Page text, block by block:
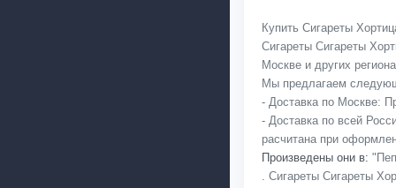
Купить Сигареты
Сигареты Сигареты
Москве и других
Мы предлагаем
- Доставка по Москве:
- Доставка по всей
расчитана при
Произведены они в:
. Сигареты Сигареты